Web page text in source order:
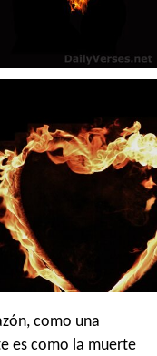
como una
es como la muerte